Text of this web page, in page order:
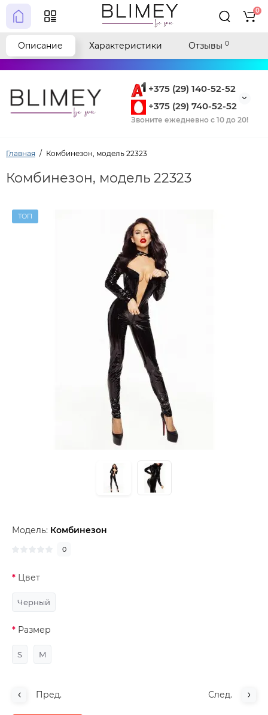
+375 (29) 140-52-52
+375 (29) 740-52-52
Звоните ежедневно с 10 до 20!
0
Главная Комбинезон, модель 22323
Комбинезон, модель 22323
ТОП
Модель: Комбинезон
0
Цвет
Черный
Размер
S M
Пред. След.
Описание Характеристики Отзывы 0